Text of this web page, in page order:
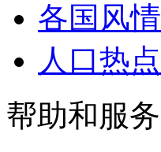
各国风情
人口热点
帮助和服务